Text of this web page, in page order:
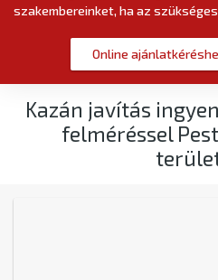
szakembereinket, ha az
Online
Kazán javítás
felméréssel